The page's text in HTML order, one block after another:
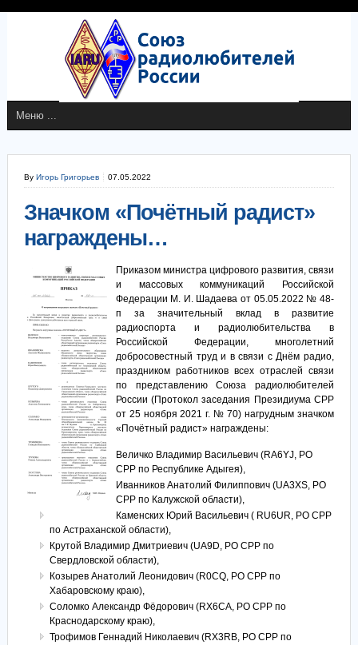
By Игорь Григорьев 07.05.2022
Значком «Почётный радист»
награждены…
Приказом министра цифрового развития, связи
и массовых коммуникаций Российской
Федерации М. И. Шадаева от 05.05.2022 № 48-
п за значительный вклад в развитие
радиоспорта и радиолюбительства в
Российской Федерации, многолетний
добросовестный труд и в связи с Днём радио,
праздником работников всех отраслей связи
по представлению Союза радиолюбителей
России (Протокол заседания Президиума СРР
от 25 ноября 2021 г. № 70) нагрудным значком
«Почётный радист» награждены:
Величко Владимир Васильевич (RA6YJ, РО
СРР по Республике Адыгея),
Иванников Анатолий Филиппович (UA3XS, РО
СРР по Калужской области),
Каменских Юрий Васильевич ( RU6UR, РО СРР
по Астраханской области),
Крутой Владимир Дмитриевич (UA9D, РО СРР по
Свердловской области),
Козырев Анатолий Леонидович (R0CQ, РО СРР по
Хабаровскому краю),
Соломко Александр Фёдорович (RX6CA, РО СРР по
Краснодарскому краю),
Трофимов Геннадий Николаевич (RX3RB, РО СРР по